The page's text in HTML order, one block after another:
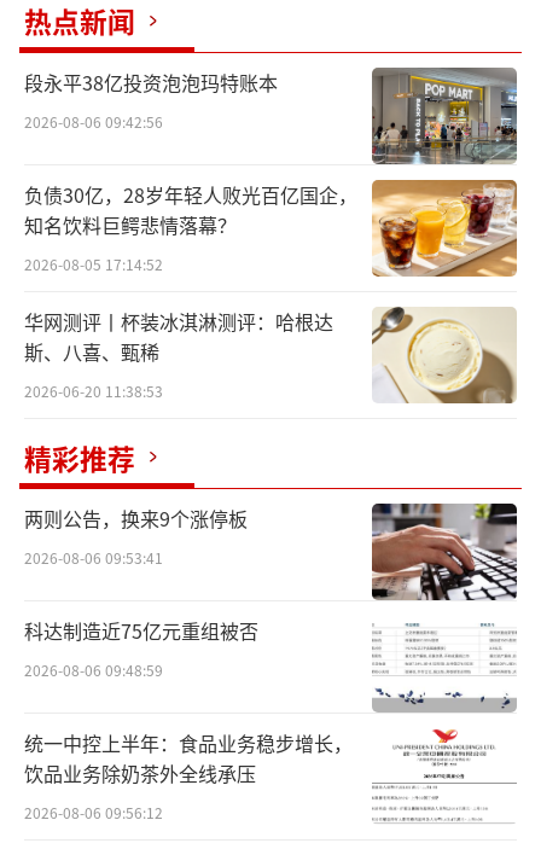
该店为肯德基、肯悦咖啡K COFFEE、肯律
轻食KPRO“三合一”模式，叠加文商旅融合特
其中，肯律轻食“安心好品质均衡好轻
食”理念，打造咖啡社交概念店等创新消费空
间。
值得注意的是，肯德基北京第600店公益版
图扩容，食物驿站三年实现“十倍增长”，将
过最佳赏味期但在保质期内的余量食物，免费
递温暖。（责任编辑：zx0280）
热点新闻
段永平38亿投资泡泡玛特账本
2026-08-06 09:42:56
负债30亿，28岁年轻人败光百亿国企，
知名饮料巨鳄悲情落幕？
2026-08-05 17:14:52
华网测评丨杯装冰淇淋测评：哈根达
斯、八喜、甄稀
2026-06-20 11:38:53
精彩推荐
两则公告，换来9个涨停板
2026-08-06 09:53:41
科达制造近75亿元重组被否
2026-08-06 09:48:59
统一中控上半年：食品业务稳步增长，
饮品业务除奶茶外全线承压
2026-08-06 09:56:12